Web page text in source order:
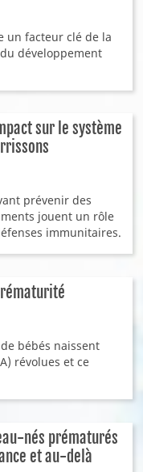
!
un facteur clé de la
développement
sur le système
prévenir des
jouent un rôle
immunitaires.
bébés naissent
révolues et ce
nés prématurés
et au-delà